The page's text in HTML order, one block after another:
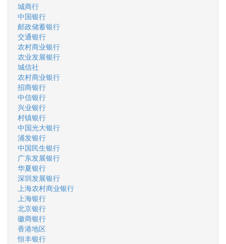
城商行
中国银行
邮政储蓄银行
交通银行
农村商业银行
农业发展银行
城信社
农村商业银行
招商银行
中信银行
兴业银行
村镇银行
中国光大银行
浦发银行
中国民生银行
广东发展银行
华夏银行
深圳发展银行
上海农村商业银行
上海银行
北京银行
徽商银行
香港地区
恒丰银行